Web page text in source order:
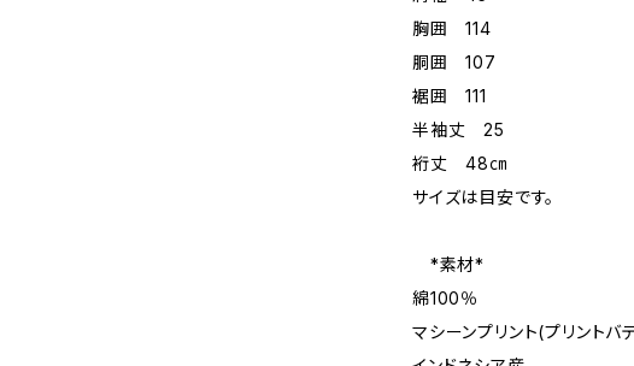
胸囲 114
胴囲 107
裾囲 111
半袖丈 25
裄丈 48㎝
サイズは目安です。
*素材*
綿100％
マシーンプリント(プリントバ